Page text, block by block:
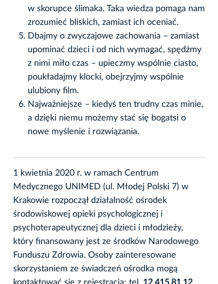
w skorupce ślimaka. Taka wiedza pomaga nam
zrozumieć bliskich, zamiast ich oceniać.
Dbajmy o zwyczajowe zachowania – zamiast
upominać dzieci i od nich wymagać, spędźmy
z nimi miło czas – upieczmy wspólnie ciasto,
poukładajmy klocki, obejrzyjmy wspólnie
ulubiony film.
Najważniejsze – kiedyś ten trudny czas minie,
a dzięki niemu możemy stać się bogatsi o
nowe myślenie i rozwiązania.
1 kwietnia 2020 r. w ramach Centrum
Medycznego UNIMED (ul. Młodej Polski 7) w
Krakowie rozpoczął działalność ośrodek
środowiskowej opieki psychologicznej i
psychoterapeutycznej dla dzieci i młodzieży,
który finansowany jest ze środków Narodowego
Funduszu Zdrowia. Osoby zainteresowane
skorzystaniem ze świadczeń ośrodka mogą